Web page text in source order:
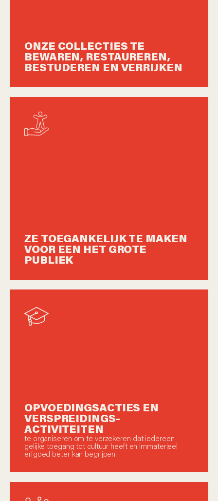
ONZE COLLECTIES TE
BEWAREN, RESTAUREREN,
BESTUDEREN EN VERRIJKEN
ZE TOEGANKELIJK TE MAKEN
VOOR EEN HET GROTE
PUBLIEK
OPVOEDINGSACTIES EN
VERSPREIDINGS-
ACTIVITEITEN
te organiseren om te verzekeren dat iedereen
gelijke toegang tot cultuur heeft en immaterieel
erfgoed beter kan begrijpen.